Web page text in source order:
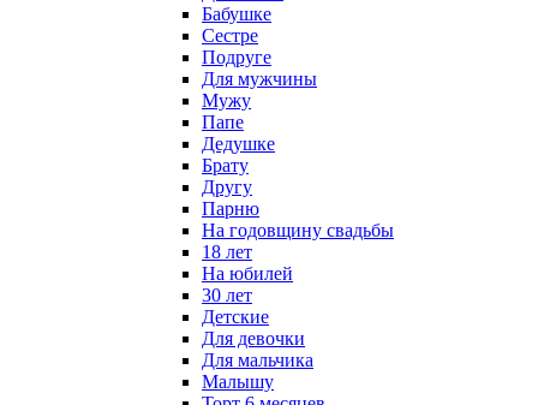
Бабушке
Сестре
Подруге
Для мужчины
Мужу
Папе
Дедушке
Брату
Другу
Парню
На годовщину свадьбы
18 лет
На юбилей
30 лет
Детские
Для девочки
Для мальчика
Малышу